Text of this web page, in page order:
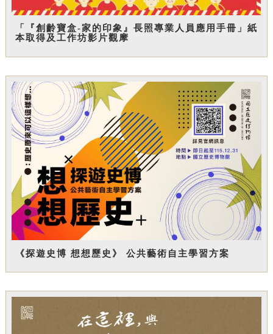
「『創齡寶盒-家的印象』長照專業人員應用手冊」紙
本取得及工作坊影片觀摩
《探遊史博 想想歷史》 公共藝術自主學習方案